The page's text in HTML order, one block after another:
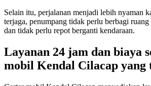
Selain itu, perjalanan menjadi lebih nyaman
terjaga, penumpang tidak perlu berbagi
dan tidak perlu repot berganti kendaraan.
Layanan 24 jam dan biaya
mobil Kendal Cilacap yang